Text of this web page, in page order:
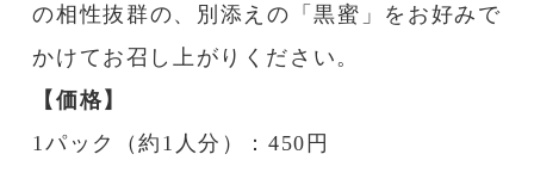
の相性抜群の、別添えの「黒蜜」をお好みで
かけてお召し上がりください。
【価格】
1パック（約1人分）：450円